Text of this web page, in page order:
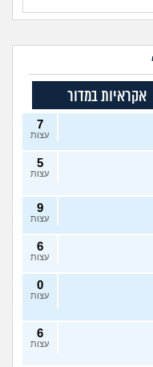
אקראיות במדור
7
עצות
5
עצות
9
עצות
6
עצות
0
עצות
6
עצות